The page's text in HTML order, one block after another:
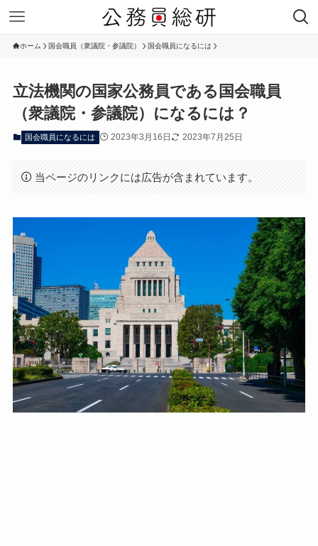
ホーム 国会職員（衆議院・参議院） 国会職員になるには
立法機関の国家公務員である国会職員
（衆議院・参議院）になるには？
国会職員になるには 2023年3月16日 2023年7月25日
当ページのリンクには広告が含まれています。